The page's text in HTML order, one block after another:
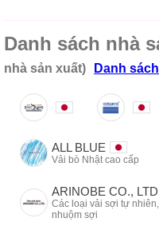
Danh sách nhà
nhà sản xuất)
Danh
ALL BLUE
Vải bò Nhật cao cấp
ARINOBE CO.,
Các loại vải sợi tự
nhuộm sợi